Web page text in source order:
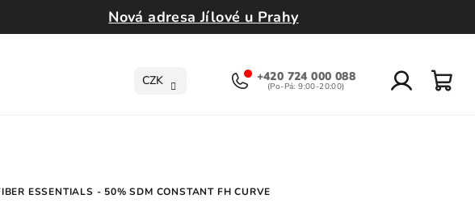
Nová adresa Jílové u Prahy
CZK +420 724 000 088
ESSENTIALS - 50% SDM CONSTANT FH CURVE